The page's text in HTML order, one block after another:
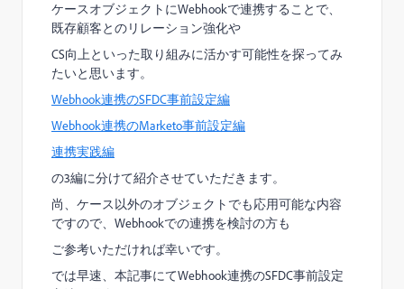
ケースオブジェクトにWebhookで連携することで、
既存顧客とのリレーション強化や
CS向上といった取り組みに活かす可能性を探ってみ
たいと思います。
Webhook連携のSFDC事前設定編
Webhook連携のMarketo事前設定編
連携実践編
の3編に分けて紹介させていただきます。
尚、ケース以外のオブジェクトでも応用可能な内容
ですので、Webhookでの連携を検討の方も
ご参考いただければ幸いです。
では早速、本記事にてWebhook連携のSFDC事前設定